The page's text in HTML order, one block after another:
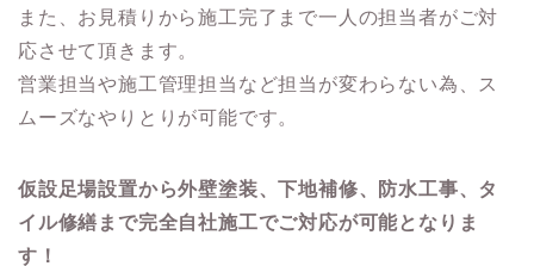
また、お見積りから施工完了まで一人の担当者がご対
応させて頂きます。
営業担当や施工管理担当など担当が変わらない為、ス
ムーズなやりとりが可能です。
仮設足場設置から外壁塗装、下地補修、防水工事、タ
イル修繕まで完全自社施工でご対応が可能となりま
す！